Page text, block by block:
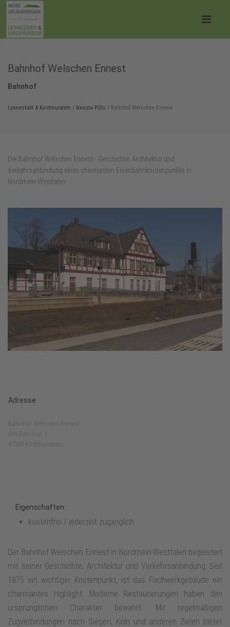
Bahnhof Welschen Ennest
Bahnhof
Lennestadt & Kirchhundem / Neusta POIs / Bahnhof Welschen Ennest
Der Bahnhof Welschen Ennest - Geschichte, Architektur und
Verkehrsanbindung eines charmanten Eisenbahnknotenpunkts in
Nordrhein-Westfalen.
Adresse
Bahnhof Welschen Ennest
Am Bahnhof 1
57399 Kirchhundem
Eigenschaften:
kostenfrei / jederzeit zugänglich
Der Bahnhof Welschen Ennest in Nordrhein-Westfalen begeistert
mit seiner Geschichte, Architektur und Verkehrsanbindung. Seit
1875 ein wichtiger Knotenpunkt, ist das Fachwerkgebäude ein
charmantes Highlight. Moderne Restaurierungen haben den
ursprünglichen Charakter bewahrt. Mit regelmäßigen
Zugverbindungen nach Siegen, Köln und anderen Zielen bietet